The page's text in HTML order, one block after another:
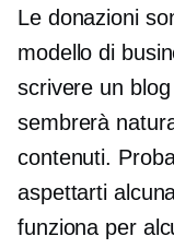
Le donazioni
modello di
scrivere un
sembrerà
contenuti.
aspettarti
funziona per